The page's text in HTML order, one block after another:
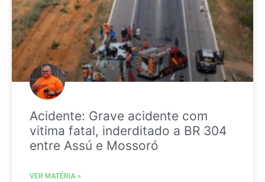
Acidente: Grave acidente com
vitima fatal, inderditado a BR 304
entre Assú e Mossoró
VER MATÉRIA »